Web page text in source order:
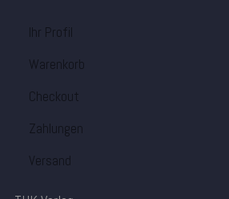
Ihr Profil
Warenkorb
Checkout
Zahlungen
Versand